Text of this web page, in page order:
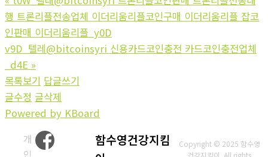
행 트론리플전송업체 이더리움리플코인구매 이더리움리플 잡코
인판매 이더리움리플_y0D
v9D_텔레@bitcoinsyri 신용카드코인충전 카드코인충전업체
_d4E »
목록보기 답글쓰기
글수정 글삭제
Powered by KBoard
개
인
함수영건강지킴
Copyright © 2025 함수영
건강지킴이. All rights